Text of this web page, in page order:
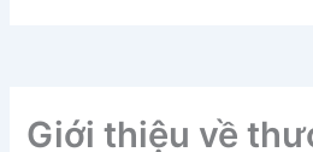
Giới thiệu về